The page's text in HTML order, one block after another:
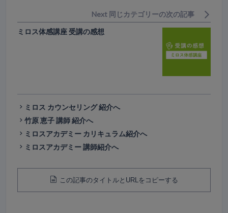
Next 同じカテゴリーの次の記事
ミロス体感講座 受講の感想
ミロス カウンセリング 紹介へ
竹原 恵子 講師 紹介へ
ミロスアカデミー カリキュラム紹介へ
ミロスアカデミー 講師紹介へ
この記事のタイトルとURLをコピーする